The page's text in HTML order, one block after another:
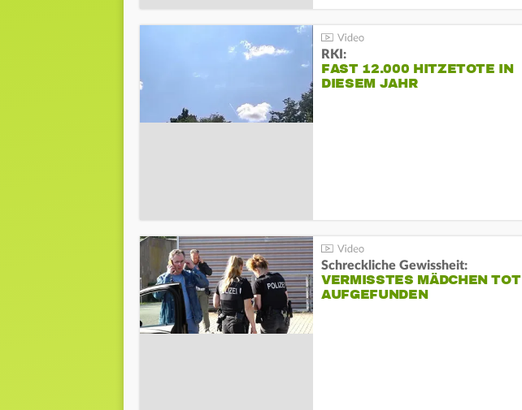
RKI:
FAST 12.000 HITZETOTE IN
DIESEM JAHR
Schreckliche Gewissheit:
VERMISSTES MÄDCHEN TOT
AUFGEFUNDEN